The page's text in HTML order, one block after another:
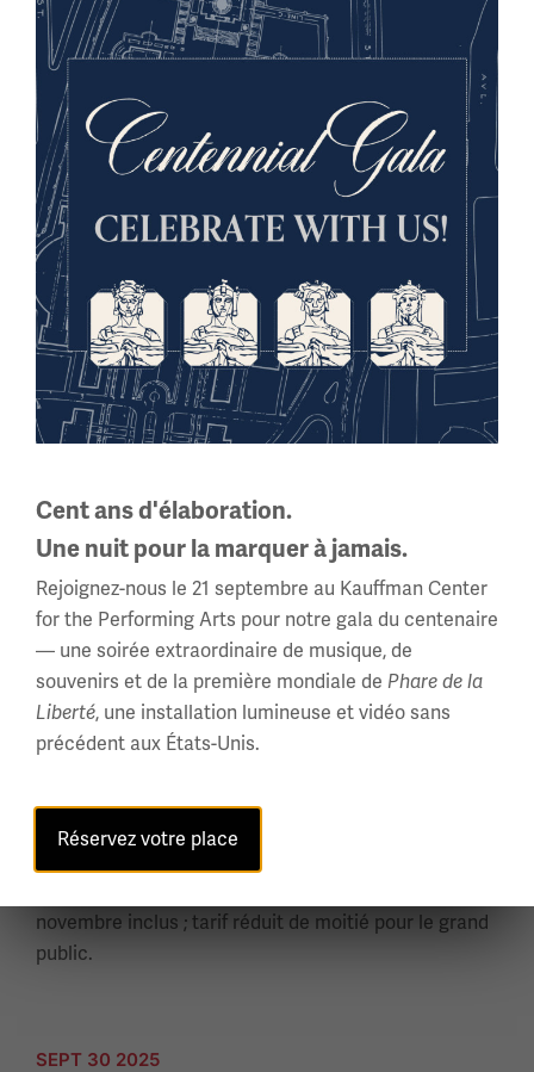
L’exposition « Paris en guerre »
sera présentée à partir du 6
novembre au Musée et Mémorial
national de la Première Guerre
mondiale.
Le Musée et Mémorial national de la Première
Guerre mondiale a annoncé sa nouvelle exposition,
« Paris en guerre ». Inaugurée le jeudi 6 novembre
2025, « Paris en guerre » examine la transformation
radicale de la ville, passant de l'âge d'or de l'empire
français à l'incertitude et aux difficultés engendrées
par la Première Guerre mondiale.
NOV 4 2025
Commémorez la Journée des
anciens combattants au
National WWI Museum and
Memorial
À l'occasion de la Journée des anciens combattants,
qui ont servi – et continuent de servir – notre pays.
novembre inclus ; tarif réduit de moitié pour le grand
public.
SEPT 30 2025
Cent ans d'élaboration.
Une nuit pour la marquer à jamais.
Rejoignez-nous le 21 septembre au Kauffman Center
for the Performing Arts pour notre gala du centenaire
— une soirée extraordinaire de musique, de
souvenirs et de la première mondiale de Phare de la
Liberté, une installation lumineuse et vidéo sans
précédent aux États-Unis.
Réservez votre place